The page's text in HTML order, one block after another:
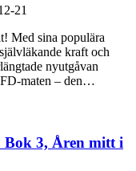
21
Med sina populära
kraft och
nyutgåvan
maten – den…
Bok 3, Åren mitt i